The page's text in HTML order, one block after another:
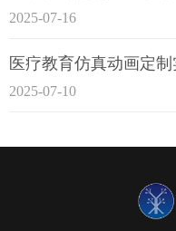
2025-07-16
2025-07-10